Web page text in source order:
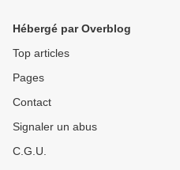
Hébergé par Overblog
Top articles
Pages
Contact
Signaler un abus
C.G.U.